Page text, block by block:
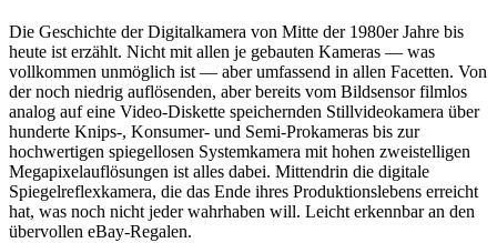
Die Geschichte der Digitalkamera von Mitte der 1980er Jahre bis
heute ist erzählt. Nicht mit allen je gebauten Kameras — was
vollkommen unmöglich ist — aber umfassend in allen Facetten. Von
der noch niedrig auflösenden, aber bereits vom Bildsensor filmlos
analog auf eine Video-Diskette speichernden Stillvideokamera über
hunderte Knips-, Konsumer- und Semi-Prokameras bis zur
hochwertigen spiegellosen Systemkamera mit hohen zweistelligen
Megapixelauflösungen ist alles dabei. Mittendrin die digitale
Spiegelreflexkamera, die das Ende ihres Produktionslebens erreicht
hat, was noch nicht jeder wahrhaben will. Leicht erkennbar an den
übervollen eBay-Regalen.